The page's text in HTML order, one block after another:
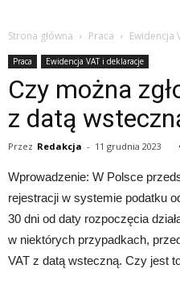
Strona główna Praca Ewidencja
Praca Ewidencja VAT i deklaracje
Czy można
z datą
Przez Redakcja - 11 grudnia 2023
Wprowadzenie: W Polsce
rejestracji w systemie podatku
30 dni od daty rozpoczęcia
w niektórych przypadkach,
VAT z datą wsteczną. Czy jest